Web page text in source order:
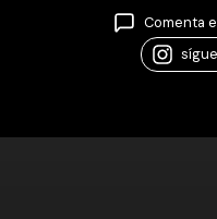
Comenta